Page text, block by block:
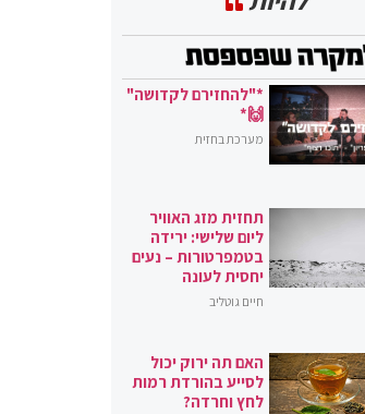
*"להחזירם לקדושה"
🙌*
מערכת בחזית
תחזית מזג האוויר
ליום שלישי: ירידה
בטמפרטורות – נעים
יחסית לעונה
חיים גוטליב
האם תה ירוק יכול
לסייע בהורדת רמות
לחץ וחרדה?